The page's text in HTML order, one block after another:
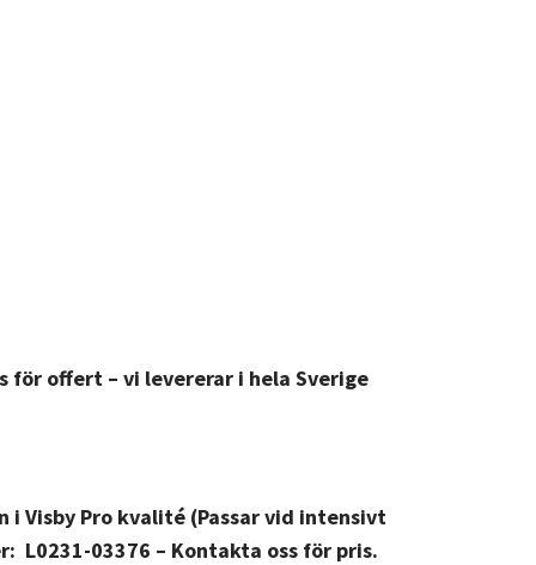
för offert – vi levererar i hela Sverige
i Visby Pro kvalité (Passar vid intensivt
L0231-03376 – Kontakta oss för pris.